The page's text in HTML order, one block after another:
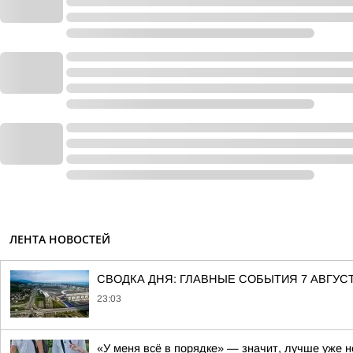
ЛЕНТА НОВОСТЕЙ
СВОДКА ДНЯ: ГЛАВНЫЕ СОБЫТИЯ 7
23:03
«У меня всё в порядке» — значит, лучше уже